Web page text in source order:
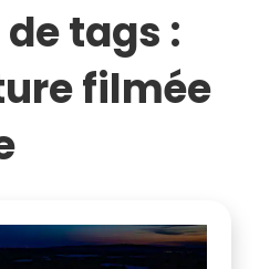
tags :
filmée